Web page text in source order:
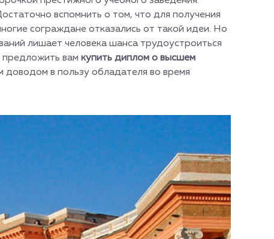
вспомнить о том, что для получения
сограждане отказались от такой идеи. Но
лишает человека шанса трудоустроиться
вам купить диплом о высшем
доводом в пользу обладателя во время